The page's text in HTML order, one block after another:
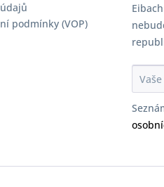
podmínky (VOP)